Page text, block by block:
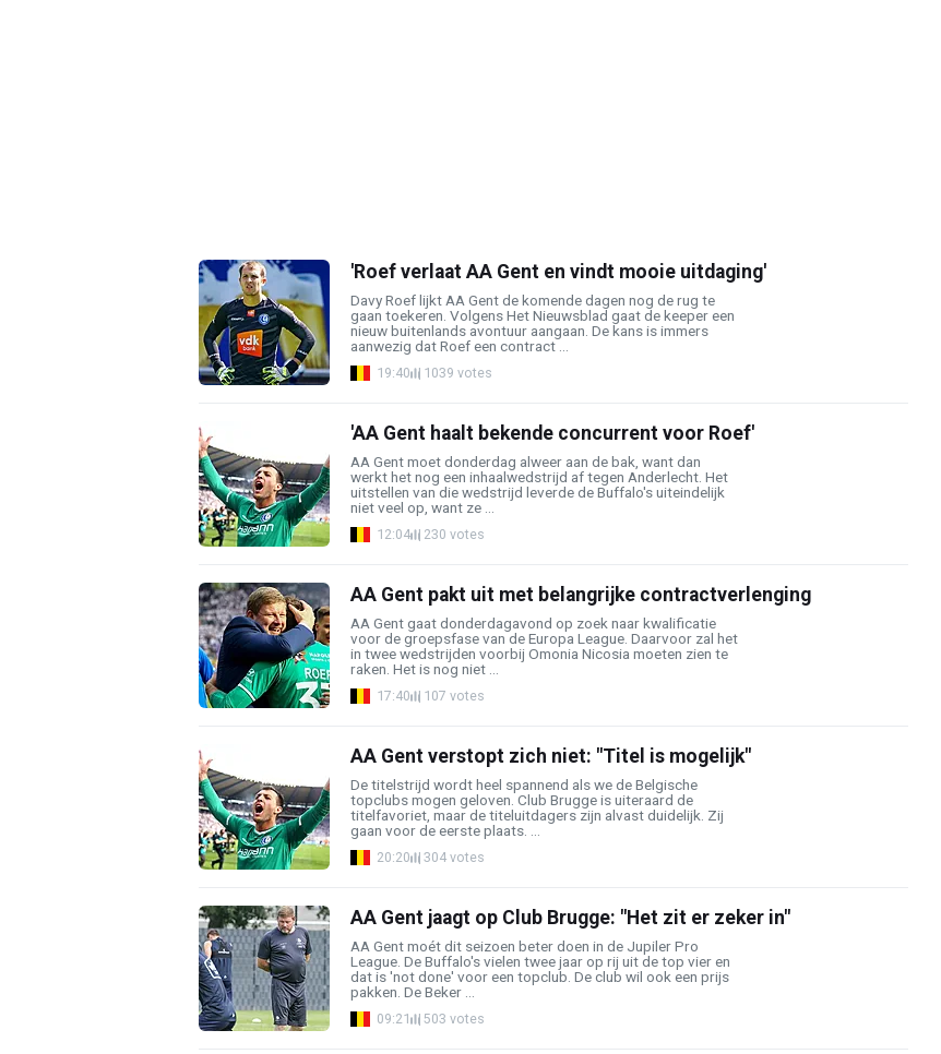
'Roef verlaat AA Gent en vindt mooie uitdaging'
Davy Roef lijkt AA Gent de komende dagen nog de rug te
gaan toekeren. Volgens Het Nieuwsblad gaat de keeper een
nieuw buitenlands avontuur aangaan. De kans is immers
aanwezig dat Roef een contract ...
19:40 1039 votes
'AA Gent haalt bekende concurrent voor Roef'
AA Gent moet donderdag alweer aan de bak, want dan
werkt het nog een inhaalwedstrijd af tegen Anderlecht. Het
uitstellen van die wedstrijd leverde de Buffalo's uiteindelijk
niet veel op, want ze ...
12:04 230 votes
AA Gent pakt uit met belangrijke contractverlenging
AA Gent gaat donderdagavond op zoek naar kwalificatie
voor de groepsfase van de Europa League. Daarvoor zal het
in twee wedstrijden voorbij Omonia Nicosia moeten zien te
raken. Het is nog niet ...
17:40 107 votes
AA Gent verstopt zich niet: "Titel is mogelijk"
De titelstrijd wordt heel spannend als we de Belgische
topclubs mogen geloven. Club Brugge is uiteraard de
titelfavoriet, maar de titeluitdagers zijn alvast duidelijk. Zij
gaan voor de eerste plaats. ...
20:20 304 votes
AA Gent jaagt op Club Brugge: "Het zit er zeker in"
AA Gent moét dit seizoen beter doen in de Jupiler Pro
League. De Buffalo's vielen twee jaar op rij uit de top vier en
dat is 'not done' voor een topclub. De club wil ook een prijs
pakken. De Beker ...
09:21 503 votes